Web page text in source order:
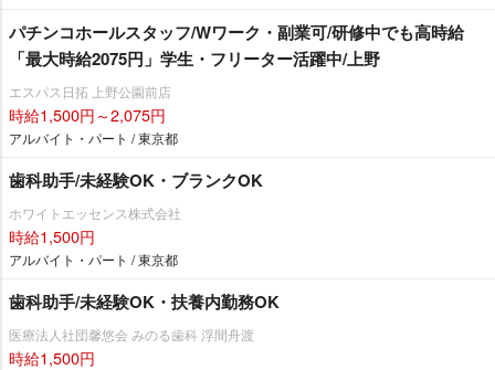
パチンコホールスタッフ/Wワーク・副業可/研修中でも高時給
「最大時給2075円」学生・フリーター活躍中/上野
エスパス日拓 上野公園前店
時給1,500円～2,075円
アルバイト・パート / 東京都
歯科助手/未経験OK・ブランクOK
ホワイトエッセンス株式会社
時給1,500円
アルバイト・パート / 東京都
歯科助手/未経験OK・扶養内勤務OK
医療法人社団馨悠会 みのる歯科 浮間舟渡
時給1,500円